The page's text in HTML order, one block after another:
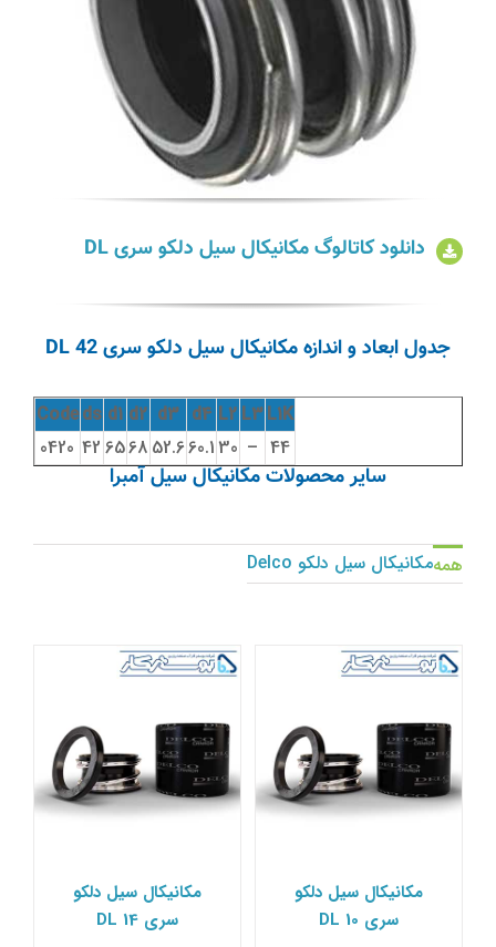
دانلود کاتالوگ مکانیکال سیل دلکو سری DL
جدول ابعاد و اندازه مکانیکال سیل دلکو سری DL 42
Codeds d1 d2 d3 d4 L2 L3L1K
0420 42 6568 52.660.130 – 44
سایر محصولات مکانیکال سیل آمبرا
همهمکانیکال سیل دلکو Delco
مکانیکال سیل دلکو سری
DL 10
مکانیکال سیل دلکو
سری DL 10
مکانیکال سیل دلکو سری
مکانیکال سیل دلکو
سری DL 14
DL 12
مکانیکال سیل دلکو Delco
DL 15
مکانیکال سیل دلکو Delco